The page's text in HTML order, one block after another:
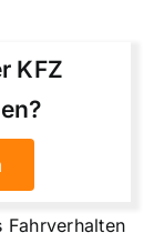
KFZ
Fahrverhalten